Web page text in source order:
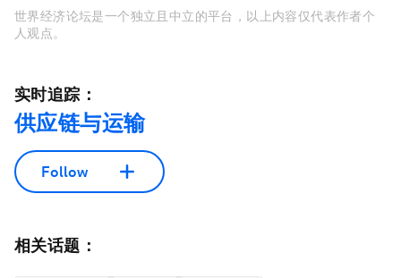
世界经济论坛是一个独立且中立的平台，以上内容仅代表作者个
人观点。
实时追踪：
供应链与运输
Follow
相关话题：